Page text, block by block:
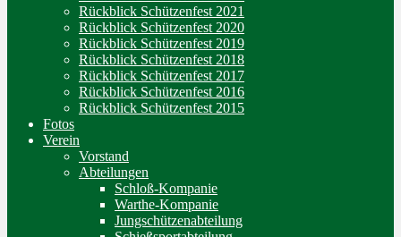
Rückblick Schützenfest 2021
Rückblick Schützenfest 2020
Rückblick Schützenfest 2019
Rückblick Schützenfest 2018
Rückblick Schützenfest 2017
Rückblick Schützenfest 2016
Rückblick Schützenfest 2015
Fotos
Verein
Vorstand
Abteilungen
Schloß-Kompanie
Warthe-Kompanie
Jungschützenabteilung